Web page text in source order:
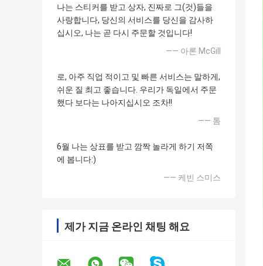
나는 스티커를 받고 상자, 진짜로 그(것)들을
사랑합니다, 당신의 서비스를 당신을 감사하
십시오, 나는 곧 다시 주문할 것입니다!
—— 아론 McGill
로, 아주 직업 적이고 및 빠른 서비스는 말하게,
쉬운 질 최고 좋습니다. 우리가 독일에서 주문
했다 보다는 나아지십시오 조차!!
—— 톰
6월 나는 상표를 받고 깜짝 놀라게 하기 저쪽
에 봅니다:)
—— 케빈 스미스
제가 지금 온라인 채팅 해요